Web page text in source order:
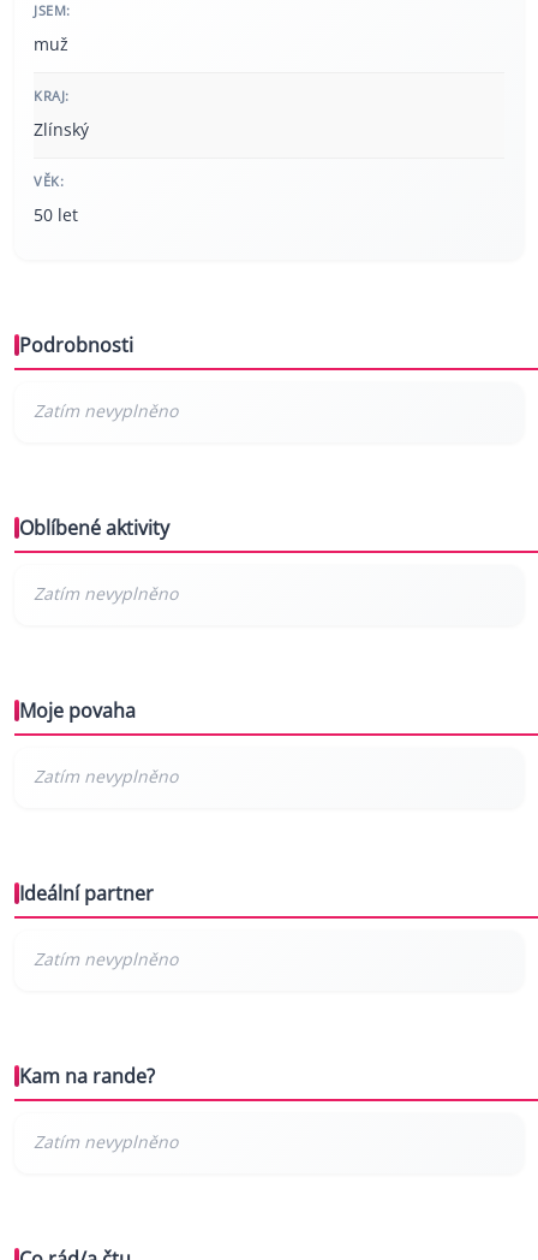
JSEM:
muž
KRAJ:
Zlínský
VĚK:
50 let
Podrobnosti
Oblíbené aktivity
Moje povaha
Ideální partner
Kam na rande?